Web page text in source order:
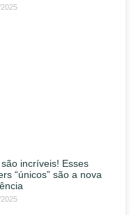
são incríveis! Esses
“únicos” são a nova